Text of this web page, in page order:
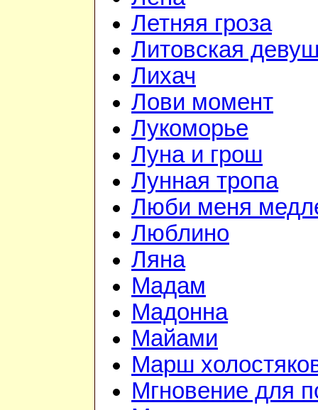
Летняя гроза
Литовская
Лихач
Лови момент
Лукоморье
Луна и грош
Лунная тропа
Люби меня
Люблино
Ляна
Мадам
Мадонна
Майами
Марш
Мгновение для